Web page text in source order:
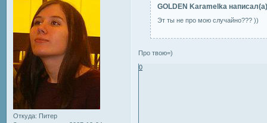
Откуда: Питер
GOLDEN Karamelka
Эт ты не про мою случайно??? ))
Про твою=)
0